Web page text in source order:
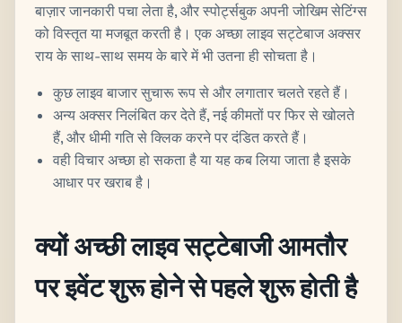
बाज़ार जानकारी पचा लेता है, और स्पोर्ट्सबुक अपनी जोखिम सेटिंग्स
को विस्तृत या मजबूत करती है। एक अच्छा लाइव सट्टेबाज अक्सर
राय के साथ-साथ समय के बारे में भी उतना ही सोचता है।
कुछ लाइव बाजार सुचारू रूप से और लगातार चलते रहते हैं।
अन्य अक्सर निलंबित कर देते हैं, नई कीमतों पर फिर से खोलते
हैं, और धीमी गति से क्लिक करने पर दंडित करते हैं।
वही विचार अच्छा हो सकता है या यह कब लिया जाता है इसके
आधार पर खराब है।
क्यों अच्छी लाइव सट्टेबाजी आमतौर
पर इवेंट शुरू होने से पहले शुरू होती है